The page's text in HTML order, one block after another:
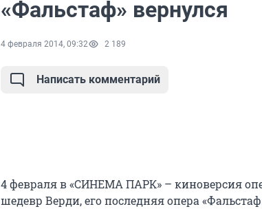
«Фальстаф» вернулся
4 февраля 2014, 09:32 2 189
Написать комментарий
4 февраля в «СИНЕМА ПАРК» – киноверсия
шедевр Верди, его последняя опера